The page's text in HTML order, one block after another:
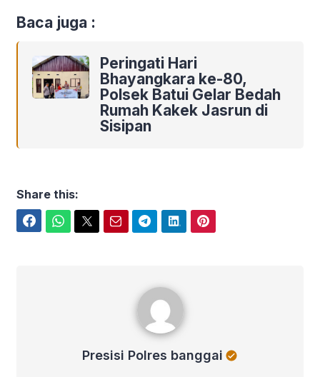
Baca juga :
Peringati Hari
Bhayangkara ke-80,
Polsek Batui Gelar Bedah
Rumah Kakek Jasrun di
Sisipan
Share this:
Presisi Polres banggai